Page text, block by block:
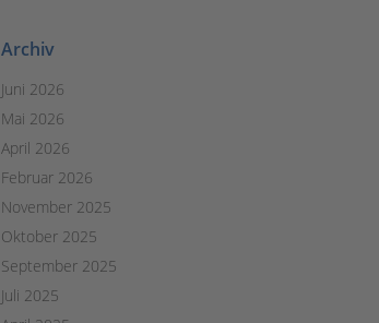
Archiv
Juni 2026
Mai 2026
April 2026
Februar 2026
November 2025
Oktober 2025
September 2025
Juli 2025